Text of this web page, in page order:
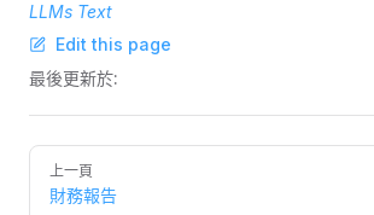
LLMs Text
Edit this page
最後更新於:
Pager
上一頁
財務報告